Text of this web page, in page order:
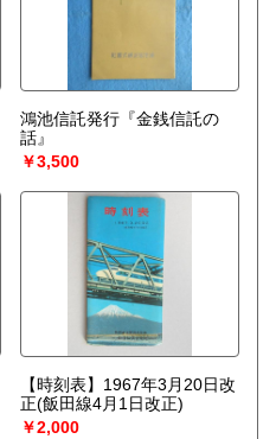
鴻池信託発行『金銭信託の
話』
￥3,500
【時刻表】1967年3月20日改
正(飯田線4月1日改正)
￥2,000